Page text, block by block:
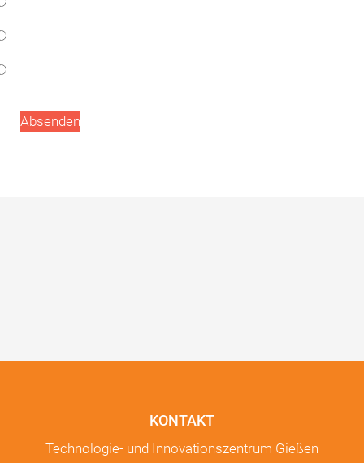
Absenden
KONTAKT
Technologie- und Innovationszentrum Gießen